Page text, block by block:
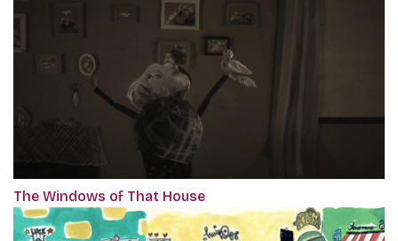
The Windows of That House